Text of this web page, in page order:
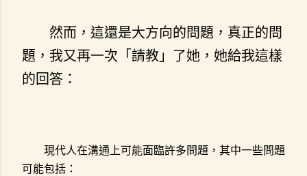
然而，這還是大方向的問題，真正的問
題，我又再一次「請教」了她，她給我這樣
的回答：
現代人在溝通上可能面臨許多問題，其中一些問題
可能包括：